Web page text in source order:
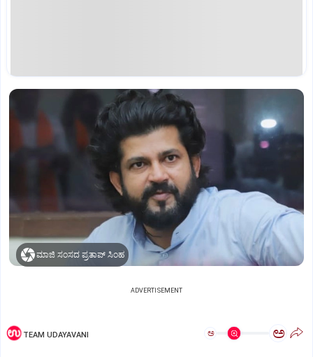
ಮಾಜಿ ಸಂಸದ ಪ್ರತಾಪ್‌ ಸಿಂಹ
ADVERTISEMENT
TEAM UDAYAVANI ಅ ಅ